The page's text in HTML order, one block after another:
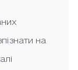
на